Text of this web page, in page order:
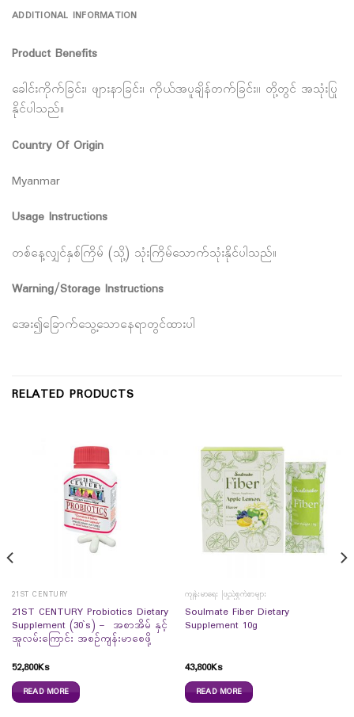
ADDITIONAL INFORMATION
Product Benefits
ခေါင်းကိုက်ခြင်း၊ ဖျားနာခြင်း၊ ကိုယ်အပူချိန်တက်ခြင်း၊၊ တို့တွင် အသုံးပြု
နိုင်ပါသည်။
Country Of Origin
Myanmar
Usage Instructions
တစ်နေ့လျှင်နှစ်ကြိမ် (သို့) သုံးကြိမ်သောက်သုံးနိုင်ပါသည်။
Warning/Storage Instructions
အေး၍ခြောက်သွေ့သောနေရာတွင်ထားပါ
RELATED PRODUCTS
21ST CENTURY
21ST CENTURY Probiotics Dietary
Supplement (30`s) – အစာအိမ် နှင့်
အူလမ်းကြောင်း အစဉ်ကျန်းမာစေဖို့
52,800Ks
READ MORE
ကျန်းမာရေး ဖြည့်စွက်စာများ
Soulmate Fiber Dietary
Supplement 10g
43,800Ks
READ MORE